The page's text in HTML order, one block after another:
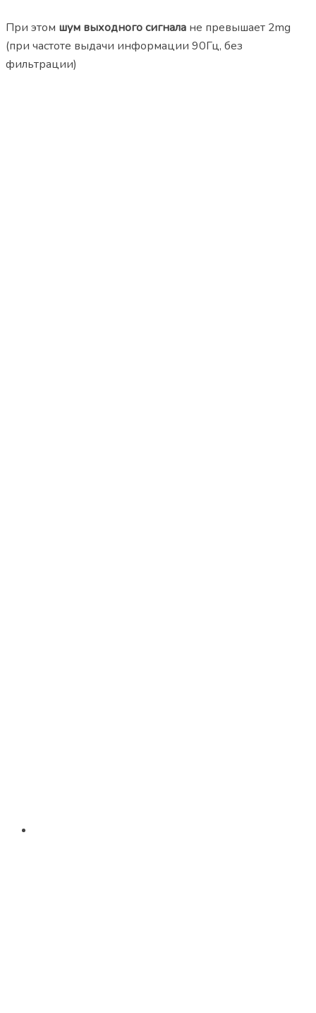
При этом шум выходного сигнала не превышает 2mg
(при частоте выдачи информации 90Гц, без
фильтрации)